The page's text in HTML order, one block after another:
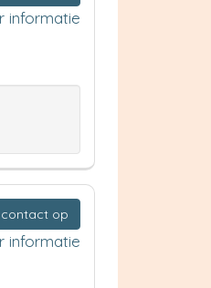
informatie
contact op
informatie